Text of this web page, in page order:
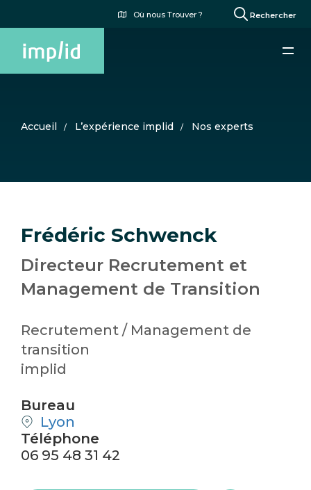
principal
Où nous Trouver ?
MenuRechercher
Accueil L’expérience implid Nos experts
Frédéric Schwenck
Directeur Recrutement et
Management de Transition
Recrutement / Management de
transition
implid
Bureau
Lyon
Téléphone
06 95 48 31 42